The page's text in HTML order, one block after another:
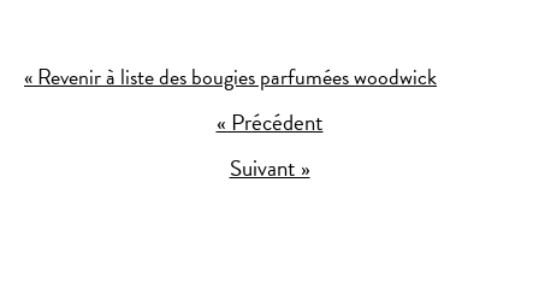
« Revenir à liste des bougies parfumées woodwick
« Précédent
Suivant »